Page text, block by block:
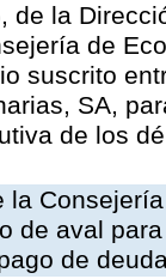
de la
de
suscrito
SA,
de los
la
de aval
de